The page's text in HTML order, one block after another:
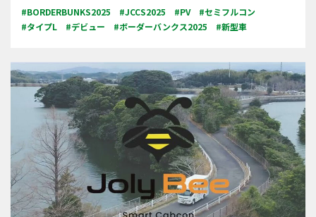
#BORDERBUNKS2025 #JCCS2025 #PV
#セミフルコン
#タイプL
#デビュー #ボーダーバンクス2025 #新型車